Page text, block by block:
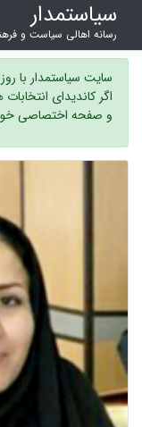
سیاستمدار
رسانه اهالی سیاست و
سایت سیاستمدار با
اگر کاندیدای
و صفحه اختصاصی خود